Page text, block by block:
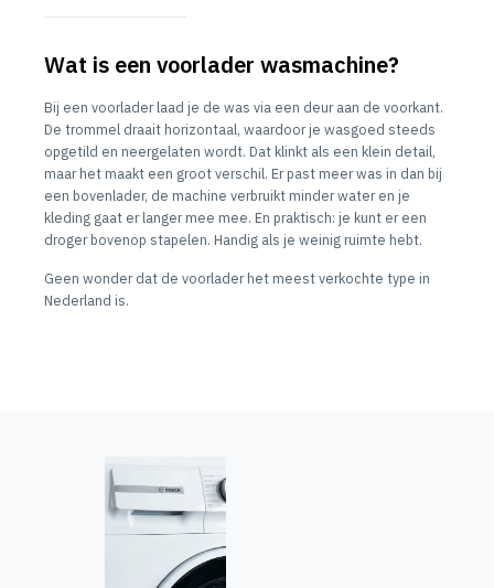
Wat is een voorlader wasmachine?
Bij een voorlader laad je de was via een deur aan de voorkant.
De trommel draait horizontaal, waardoor je wasgoed steeds
opgetild en neergelaten wordt. Dat klinkt als een klein detail,
maar het maakt een groot verschil. Er past meer was in dan bij
een bovenlader, de machine verbruikt minder water en je
kleding gaat er langer mee mee. En praktisch: je kunt er een
droger bovenop stapelen. Handig als je weinig ruimte hebt.
Geen wonder dat de voorlader het meest verkochte type in
Nederland is.